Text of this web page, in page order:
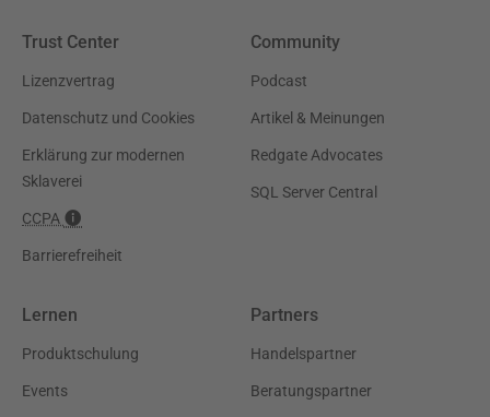
Trust Center
Lizenzvertrag
Datenschutz und Cookies
Erklärung zur modernen
Sklaverei
CCPA
Barrierefreiheit
Community
Podcast
Artikel & Meinungen
Redgate Advocates
SQL Server Central
Lernen
Produktschulung
Events
Partners
Handelspartner
Beratungspartner